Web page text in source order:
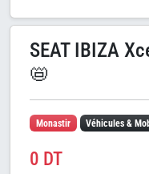
SEAT IBIZA
📛
Monastir Véhicules &
0 DT